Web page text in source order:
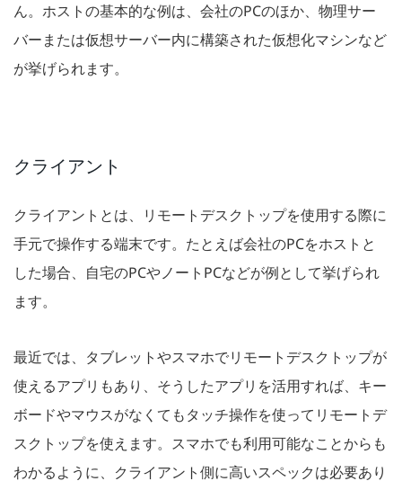
ん。ホストの基本的な例は、会社のPCのほか、物理サー
バーまたは仮想サーバー内に構築された仮想化マシンなど
が挙げられます。
クライアント
クライアントとは、リモートデスクトップを使用する際に
手元で操作する端末です。たとえば会社のPCをホストと
した場合、自宅のPCやノートPCなどが例として挙げられ
ます。
最近では、タブレットやスマホでリモートデスクトップが
使えるアプリもあり、そうしたアプリを活用すれば、キー
ボードやマウスがなくてもタッチ操作を使ってリモートデ
スクトップを使えます。スマホでも利用可能なことからも
わかるように、クライアント側に高いスペックは必要あり